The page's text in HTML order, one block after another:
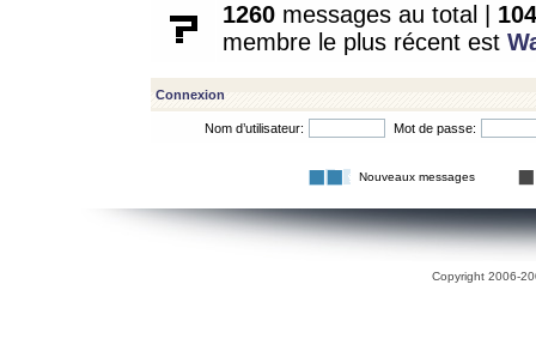
1260 messages au total | 104
membre le plus récent est
Connexion
Nom d’utilisateur: Mot de passe:
Nouveaux messages
Copyright 2006-